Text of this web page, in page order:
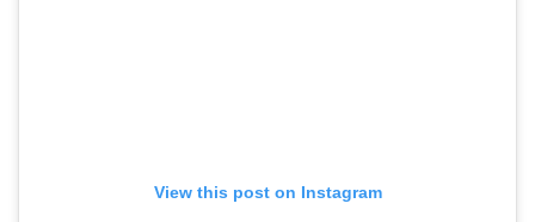
View this post on Instagram